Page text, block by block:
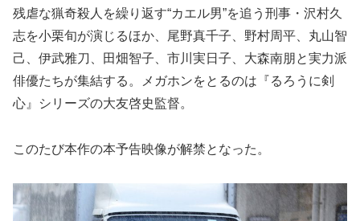
残虐な猟奇殺人を繰り返す“カエル男”を追う刑事・沢村久
志を小栗旬が演じるほか、尾野真千子、野村周平、丸山智
己、伊武雅刀、田畑智子、市川実日子、大森南朋と実力派
俳優たちが集結する。メガホンをとるのは『るろうに剣
心』シリーズの大友啓史監督。
このたび本作の本予告映像が解禁となった。